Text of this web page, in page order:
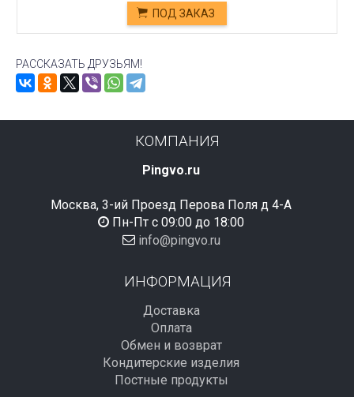
ПОД ЗАКАЗ
РАССКАЗАТЬ ДРУЗЬЯМ!
КОМПАНИЯ
Pingvo.ru
Москва, 3-ий Проезд Перова Поля д 4-А
Пн-Пт с 09:00 до 18:00
info@pingvo.ru
ИНФОРМАЦИЯ
Доставка
Оплата
Обмен и возврат
Кондитерские изделия
Постные продукты